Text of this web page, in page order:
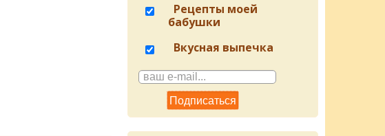
Рецепты моей
бабушки
Вкусная выпечка